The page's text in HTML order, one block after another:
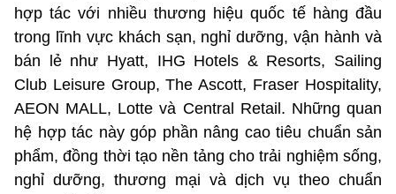
hợp tác với nhiều thương hiệu quốc tế hàng đầu
trong lĩnh vực khách sạn, nghỉ dưỡng, vận hành và
bán lẻ như Hyatt, IHG Hotels & Resorts, Sailing
Club Leisure Group, The Ascott, Fraser Hospitality,
AEON MALL, Lotte và Central Retail. Những quan
hệ hợp tác này góp phần nâng cao tiêu chuẩn sản
phẩm, đồng thời tạo nền tảng cho trải nghiệm sống,
nghỉ dưỡng, thương mại và dịch vụ theo chuẩn